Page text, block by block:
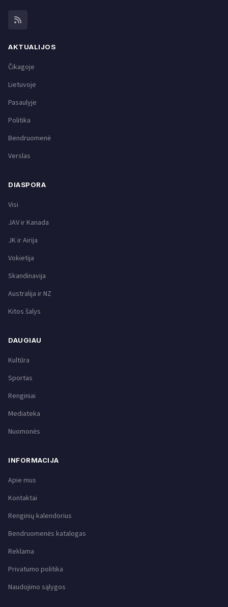
AKTUALIJOS
Čikagoje
Lietuvoje
Pasaulyje
Politika
Bendruomenė
Verslas
DIASPORA
Visi
JAV ir Kanada
JK ir Airija
Vokietija
Skandinavija
Australija ir NZ
Kitos šalys
DAUGIAU
Kultūra
Sportas
Renginiai
Mediateka
Nuomonės
INFORMACIJA
Apie mus
Kontaktai
Renginių kalendorius
Bendruomenės katalogas
Reklama
Privatumo politika
Naudojimo sąlygos